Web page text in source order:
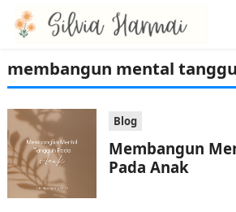
membangun mental
Blog
Membangun
Pada Anak